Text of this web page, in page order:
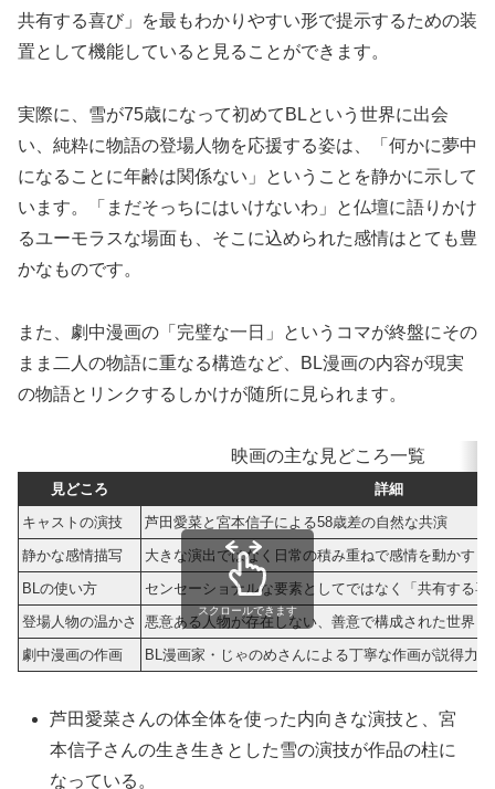
共有する喜び」を最もわかりやすい形で提示するための装
置として機能していると見ることができます。
実際に、雪が75歳になって初めてBLという世界に出会
い、純粋に物語の登場人物を応援する姿は、「何かに夢中
になることに年齢は関係ない」ということを静かに示して
います。「まだそっちにはいけないわ」と仏壇に語りかけ
るユーモラスな場面も、そこに込められた感情はとても豊
かなものです。
また、劇中漫画の「完璧な一日」というコマが終盤にその
まま二人の物語に重なる構造など、BL漫画の内容が現実
の物語とリンクするしかけが随所に見られます。
映画の主な見どころ一覧
見どころ
詳細
キャストの演技
芦田愛菜と宮本信子による58歳差の自然な共演
静かな感情描写
大きな演出ではなく日常の積み重ねで感情を動かす
BLの使い方
センセーショナルな要素としてではなく「共有する
登場人物の温かさ
悪意ある人物が存在しない、善意で構成された世界
劇中漫画の作画
BL漫画家・じゃのめさんによる丁寧な作画が説得力
スクロールできます
芦田愛菜さんの体全体を使った内向きな演技と、宮
本信子さんの生き生きとした雪の演技が作品の柱に
なっている。